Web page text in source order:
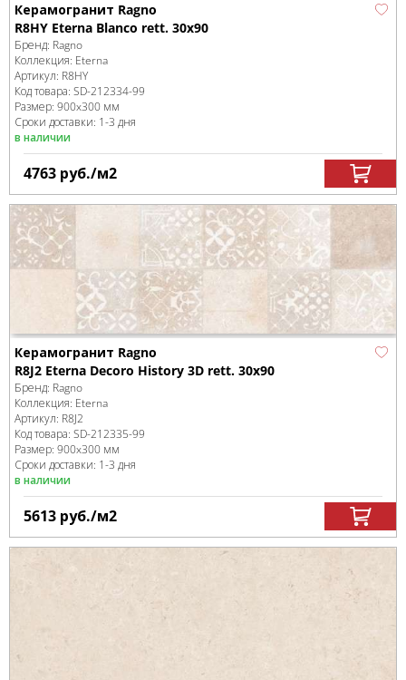
Керамогранит Ragno
R8HY Eterna Blanco rett. 30x90
Бренд: Ragno
Коллекция: Eterna
Артикул: R8HY
Код товара: SD-212334-99
Размер: 900x300 мм
Сроки доставки: 1-3 дня
в наличии
4763 руб./м2
Керамогранит Ragno
R8J2 Eterna Decoro History 3D rett. 30x90
Бренд: Ragno
Коллекция: Eterna
Артикул: R8J2
Код товара: SD-212335-99
Размер: 900x300 мм
Сроки доставки: 1-3 дня
в наличии
5613 руб./м2